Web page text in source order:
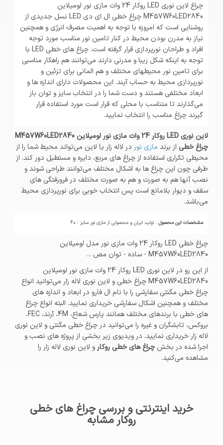
چراغ لاین نوری LED روکار 24 وات مازی نور لومیلاین
M457W60LED2840 چراغ خطی ال ای دی LED نسل جدیدی از
روشنایی است که امروزه با توجه به اهمیت مصرف انرژی و همچنین
نیاز به مدرن بودن محیط در کنار تامین نور مناسب مورد توجه
افراد و طراحان نورپردازی قرار گرفته است. چراغ های خطی LED با
توجه به اینکه شکل زیبا و مدرنی دارند می‌توانند هم راهکار مناسبی
برای تامین نور محیطهای مختلف و هم المانی برای تزئین و
نورپردازی محیط به حساب آیند. این محصولات دارای اندازه ها و
ابعاد مختلفی هستند و دست شما را در انتخاب سایز و توان باز
می‌گذارند تا متناسب با محلی که قرار است مورد استفاده قرار
گیرند چراغ مناسب را انتخاب نمایید.
لاین نوری LED روکار 24 وات مازی نور لومیلاین M457W60LED2840
چراغ خطی از برند مازی نور در لاله زار یا لاین می‌تواند محیط شما را از
محیطی تکراری استفاده از چراغ های مربع، دایره و مستطیل دور کند. از
طرفی چون این چراغ ها به اشکال مختلف می‌توانند طراحی شوند و
نصب آنها هم به صورت و هم به صورت مختلف در فرورفتگی های
سقف و دیوار بلامانع است پس انتخاب خوبی برای نورپردازی محیط
می‌باشد.
مشخصات این محصول : تولید ایران و محصولی از مازی نور سایز : 60
چراغ خطی LED روکار 24 وات مازی نور مدل لومیلاین
M457W60LED2840 - ساده - توان مص ...
از این رو در لاین نوری LED روکار 24 وات مازی نور لومیلاین
M457W60LED2840 چراغ خطی و لاین نوری لاله زار می‌توانید انواع
چراغ خطی مگنتی سفارشی را با نام ال فارو در ابعاد و اندازه های
مختلف و همچنین اشکال سفارشی خریداری نمایید. البته انواع چراغ
های خطی با برندهای مختلف همانند پارس شعاع، 4M، آرند، FEC،
بروکس، تابشگران و غیره را می‌توانید در چراغ خطی مگنتی و لاین نوری
لاله زار خریداری نمایید. در ویدیوی زیر بخشی از پروژه های نصب و
اجرا شده در بخش چراغ های خطی روکار و لاین نوری لاله زار را
مشاهده می‌کنید.
خرید اینترنتی و بررسی چراغ های خطی
روکار مشابه